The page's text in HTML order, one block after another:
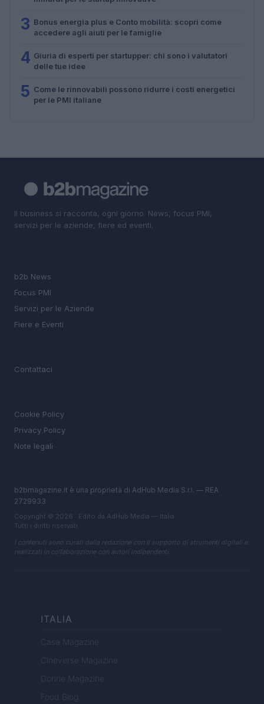
3 Bonus energia plus e Conto mobilità: scopri come
accedere agli aiuti per le famiglie
4 Giuria di esperti per startupper: chi sono i valutatori
delle tue idee
5 Come le rinnovabili possono ridurre i costi energetici
per le PMI italiane
Il business si racconta, ogni giorno. News, focus PMI,
servizi per le aziende, fiere ed eventi.
b2b News
Focus PMI
Servizi per le Aziende
Fiere e Eventi
Contattaci
Cookie Policy
Privacy Policy
Note legali
b2bmagazine.it è una proprietà di AdHub Media S.r.l. — REA
2729933
Copyright © 2026 · Edito da AdHub Media — Italia
Tutti i diritti riservati
I contenuti sono curati dalla redazione con il supporto di strumenti digitali e
realizzati in collaborazione con autori indipendenti.
ITALIA
Casa Magazine
Cineverse Magazine
Donne Magazine
Food Blog